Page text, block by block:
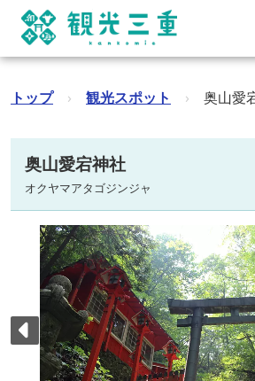
トップ › 観光スポット › 奥山愛
奥山愛宕神社
オクヤマアタゴジンジャ